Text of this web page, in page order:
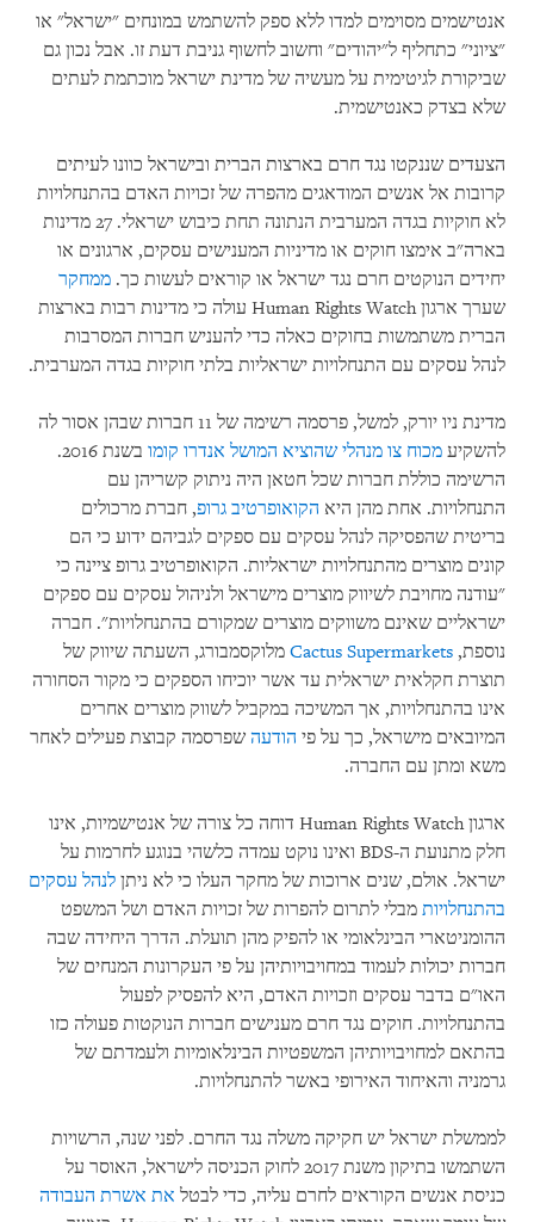
אנטישמים מסוימים למדו ללא ספק להשתמש במונחים "ישראל" או
"ציוני" כתחליף ל"יהודים" וחשוב לחשוף גניבת דעת זו. אבל נכון גם
שביקורת לגיטימית על מעשיה של מדינת ישראל מוכתמת לעתים
שלא בצדק כאנטישמית.
הצעדים שננקטו נגד חרם בארצות הברית ובישראל כוונו לעיתים
קרובות אל אנשים המודאגים מהפרה של זכויות האדם בהתנחלויות
לא חוקיות בגדה המערבית הנתונה תחת כיבוש ישראלי. 27 מדינות
בארה"ב אימצו חוקים או מדיניות המענישים עסקים, ארגונים או
יחידים הנוקטים חרם נגד ישראל או קוראים לעשות כך. ממחקר
שערך ארגוןHuman Rights Watch עולה כי מדינות רבות בארצות
הברית משתמשות בחוקים כאלה כדי להעניש חברות המסרבות
לנהל עסקים עם התנחלויות ישראליות בלתי חוקיות בגדה המערבית.
מדינת ניו יורק, למשל, פרסמה רשימה של 11 חברות שבהן אסור לה
להשקיע מכוח צו מנהלי שהוציא המושל אנדרו קומו
בשנת 2016.
הרשימה כוללת חברות שכל חטאן היה ניתוק קשריהן עם
התנחלויות. אחת מהן היא הקואופרטיב גרופ, חברת מרכולים
בריטית שהפסיקה לנהל עסקים עם ספקים לגביהם ידוע כי הם
קונים מוצרים מהתנחלויות ישראליות. הקואופרטיב גרופ ציינה כי
"עודנה מחויבת לשיווק מוצרים מישראל ולניהול עסקים עם ספקים
ישראליים שאינם משווקים מוצרים שמקורם בהתנחלויות". חברה
נוספת, Cactus Supermarkets מלוקסמבורג, השעתה שיווק של
תוצרת חקלאית ישראלית עד אשר יוכיחו הספקים כי מקור הסחורה
אינו בהתנחלויות, אך המשיכה במקביל לשווק מוצרים אחרים
המיובאים מישראל, כך על פי הודעה שפרסמה קבוצת פעילים לאחר
משא ומתן עם החברה.
ארגוןHuman Rights Watch דוחה כל צורה של אנטישמיות, אינו
חלק מתנועת ה-BDS ואינו נוקט עמדה כלשהי בנוגע לחרמות על
ישראל. אולם, שנים ארוכות של מחקר העלו כי לא ניתן לנהל עסקים
בהתנחלויות מבלי לתרום להפרות של זכויות האדם ושל המשפט
ההומניטארי הבינלאומי או להפיק מהן תועלת. הדרך היחידה שבה
חברות יכולות לעמוד במחויבויותיהן על פי העקרונות המנחים של
האו"ם בדבר עסקים וזכויות האדם, היא להפסיק לפעול
בהתנחלויות. חוקים נגד חרם מענישים חברות הנוקטות פעולה כזו
בהתאם למחויבויותיהן המשפטיות הבינלאומיות ולעמדתם של
גרמניה והאיחוד האירופי באשר להתנחלויות.
לממשלת ישראל יש חקיקה משלה נגד החרם. לפני שנה, הרשויות
השתמשו בתיקון משנת 2017 לחוק הכניסה לישראל, האוסר על
כניסת אנשים הקוראים לחרם עליה, כדי לבטל את אשרת העבודה